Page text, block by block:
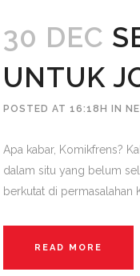
30 DEC
UNTUK
POSTED AT 16:18H IN
Apa kabar, Komikfrens?
dalam situ yang belum
berkutat di permasalahan
READ MORE